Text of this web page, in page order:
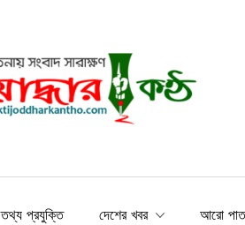
তথ্য প্রযুক্তি দেশের খবর আরো